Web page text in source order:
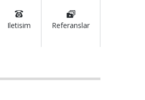
Iletisim Referanslar